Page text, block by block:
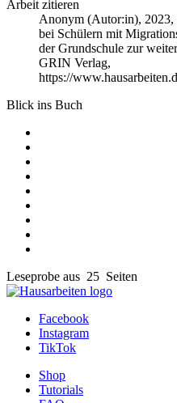
Arbeit zitieren
Anonym (Autor:in),
bei Schülern mit
der Grundschule zur
GRIN Verlag,
https://
Blick ins Buch
Leseprobe aus 25 Seiten
Facebook
Instagram
TikTok
Shop
Tutorials